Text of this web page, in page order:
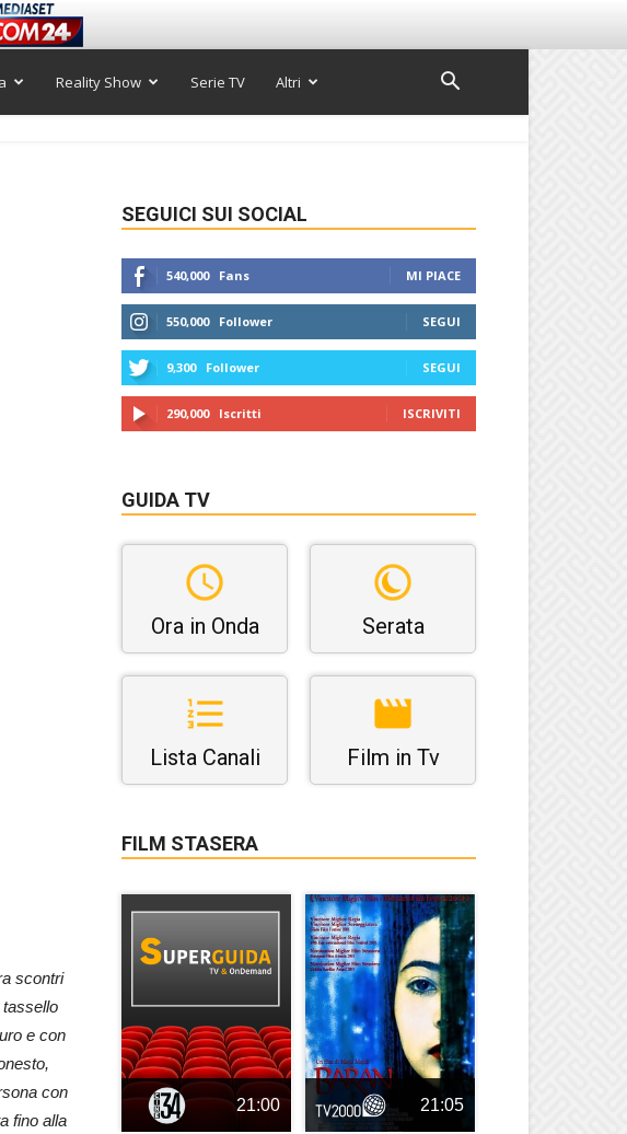
Reality Show Serie TV Altri
scontri
e con
con
fino alla
SEGUICI SUI SOCIAL
540,000 Fans MI PIACE
550,000 Follower SEGUI
9,300 Follower SEGUI
290,000 Iscritti ISCRIVITI
GUIDA TV
Ora in Onda Serata
Lista Canali Film in Tv
FILM STASERA
21:00 21:05